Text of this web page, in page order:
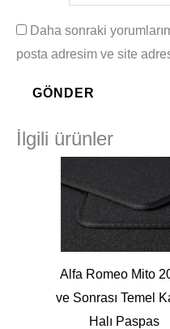
Daha sonraki
posta adresim ve site
İlgili ürünler
Alfa Romeo Mito
ve Sonrası Temel
Halı Paspas